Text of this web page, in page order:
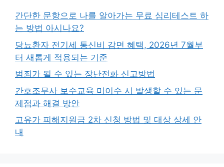
간단한 문항으로 나를 알아가는 무료 심리테스트 하
는 방법 아시나요?
당뇨환자 전기세 통신비 감면 혜택, 2026년 7월부
터 새롭게 적용되는 기준
범죄가 될 수 있는 장난전화 신고방법
간호조무사 보수교육 미이수 시 발생할 수 있는 문
제점과 해결 방안
고유가 피해지원금 2차 신청 방법 및 대상 상세 안
내